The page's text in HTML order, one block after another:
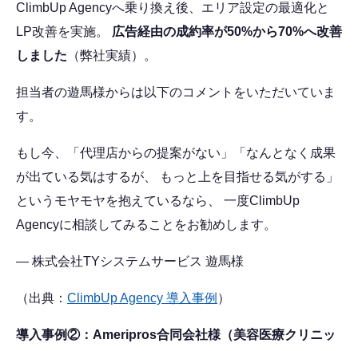
ClimbUp Agencyへ乗り換え後、エリア設定の最適化と
LP改善を実施。 広告経由の成約率が50%から70%へ改善
しました （弊社実績）。
担当者の遊馬様からは以下のコメントをいただいていま
す。
もし今、「代理店からの提案がない」「なんとなく成果
が出ている気はするが、 もっと上を目指せる気がする」
というモヤモヤを抱えているなら、 一度ClimbUp
Agencyに相談してみることをお勧めします。
— 株式会社TYシステムサービス 遊馬様
（出典： ClimbUp Agency 導入事例 ）
導入事例②：Ameripros合同会社様（美容医療クリニッ